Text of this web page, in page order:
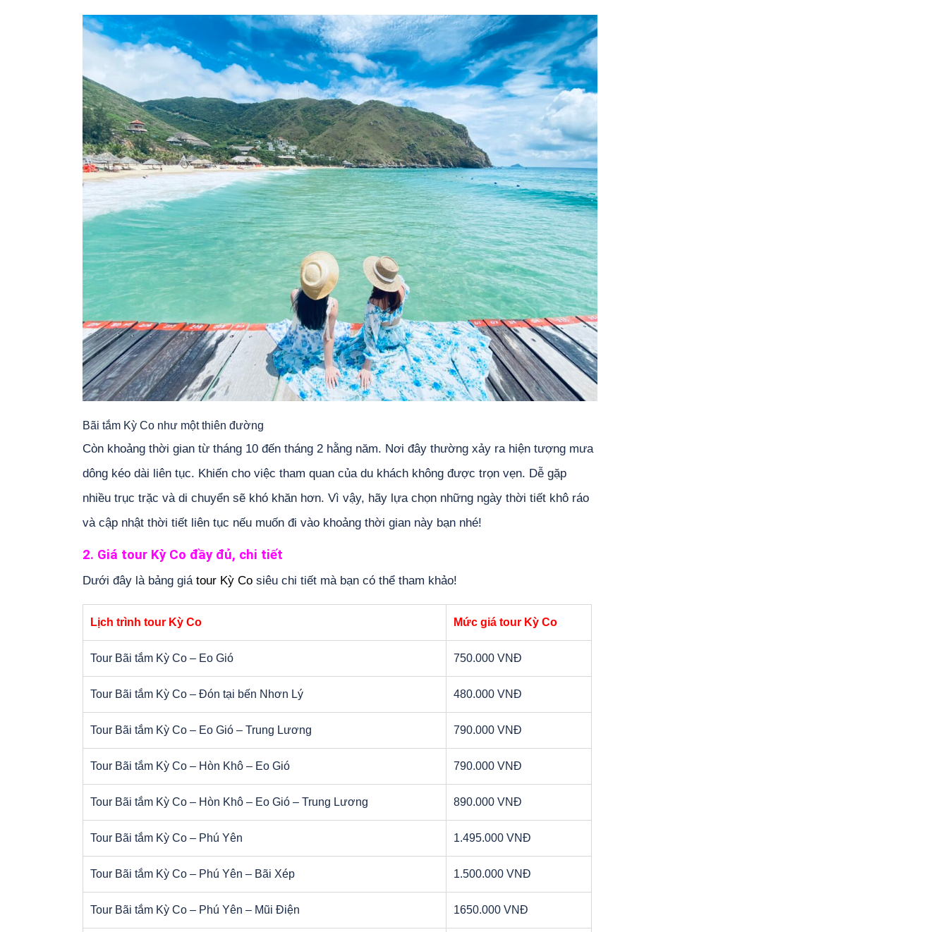
Bãi tắm Kỳ Co như một thiên đường
Còn khoảng thời gian từ tháng 10 đến tháng 2 hằng năm. Nơi đây thường xảy ra hiện tượng mưa
dông kéo dài liên tục. Khiến cho việc tham quan của du khách không được trọn vẹn. Dễ gặp
nhiều trục trặc và di chuyển sẽ khó khăn hơn. Vì vậy, hãy lựa chọn những ngày thời tiết khô ráo
và cập nhật thời tiết liên tục nếu muốn đi vào khoảng thời gian này bạn nhé!
2. Giá tour Kỳ Co đầy đủ, chi tiết
Dưới đây là bảng giá tour Kỳ Co siêu chi tiết mà bạn có thể tham khảo!
Lịch trình tour Kỳ Co Mức giá tour Kỳ Co
Tour Bãi tắm Kỳ Co – Eo Gió 750.000 VNĐ
Tour Bãi tắm Kỳ Co – Đón tại bến Nhơn Lý 480.000 VNĐ
Tour Bãi tắm Kỳ Co – Eo Gió – Trung Lương 790.000 VNĐ
Tour Bãi tắm Kỳ Co – Hòn Khô – Eo Gió 790.000 VNĐ
Tour Bãi tắm Kỳ Co – Hòn Khô – Eo Gió – Trung Lương 890.000 VNĐ
Tour Bãi tắm Kỳ Co – Phú Yên 1.495.000 VNĐ
Tour Bãi tắm Kỳ Co – Phú Yên – Bãi Xép 1.500.000 VNĐ
Tour Bãi tắm Kỳ Co – Phú Yên – Mũi Điện 1650.000 VNĐ